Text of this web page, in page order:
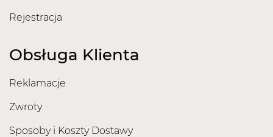
Rejestracja
Obsługa Klienta
Reklamacje
Zwroty
Sposoby i Koszty Dostawy